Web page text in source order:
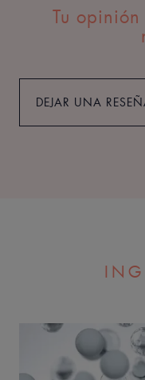
Tu
DEJAR UNA